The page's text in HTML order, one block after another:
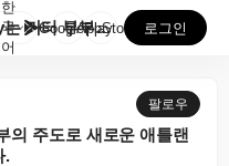
Habitat for Humanity는 카터 부부의 주...
한
국
어
GooglePlay
AppStore 로그인
팔로우
주도로 새로운 애틀랜
.